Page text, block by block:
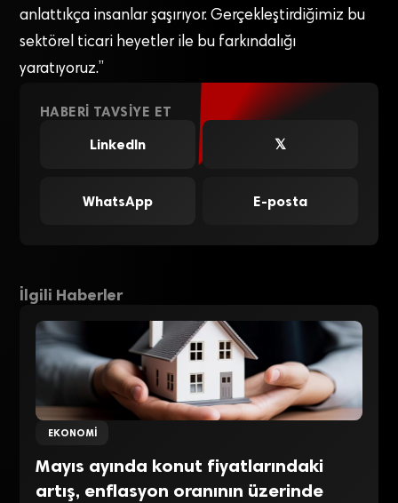
anlattıkça insanlar şaşırıyor. Gerçekleştirdiğimiz bu
sektörel ticari heyetler ile bu farkındalığı
yaratıyoruz.”
HABERI TAVSIYE ET
LinkedIn
𝕏
WhatsApp E-posta
İlgili Haberler
EKONOMI
Mayıs ayında konut fiyatlarındaki
artış, enflasyon oranının üzerinde